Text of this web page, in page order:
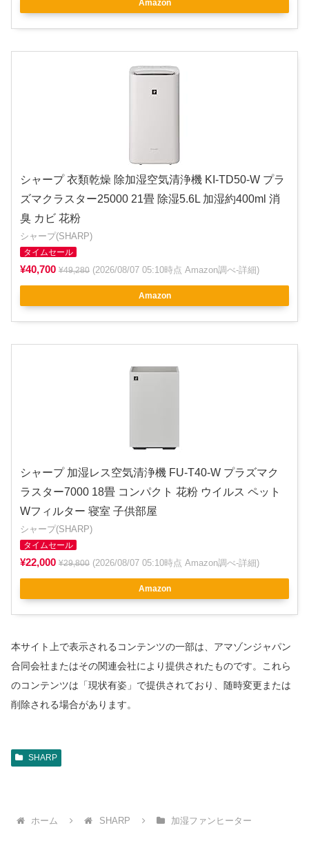
Amazon
シャープ 衣類乾燥 除加湿空気清浄機 KI-TD50-W プラ
ズマクラスター25000 21畳 除湿5.6L 加湿約400ml 消
臭 カビ 花粉
シャープ(SHARP)
タイムセール
¥40,700 ¥49,280 (2026/08/07 05:10時点 Amazon調べ-詳細)
Amazon
シャープ 加湿レス空気清浄機 FU-T40-W プラズマク
ラスター7000 18畳 コンパクト 花粉 ウイルス ペット
Wフィルター 寝室 子供部屋
シャープ(SHARP)
タイムセール
¥22,000 ¥29,800 (2026/08/07 05:10時点 Amazon調べ-詳細)
Amazon
本サイト上で表示されるコンテンツの一部は、アマゾンジャパン
合同会社またはその関連会社により提供されたものです。これら
のコンテンツは「現状有姿」で提供されており、随時変更または
削除される場合があります。
SHARP
ホーム SHARP 加湿ファンヒーター